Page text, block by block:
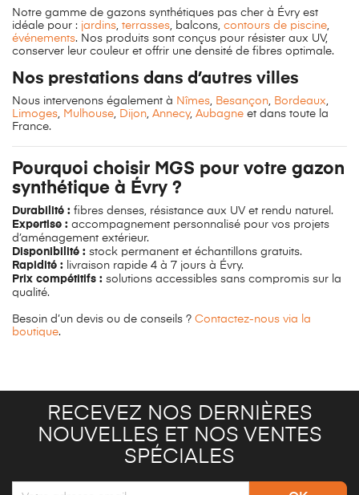
Notre gamme de gazons synthétiques pas cher à Évry est
idéale pour : jardins terrasses , balcons, contours de piscine
événements. Nos produits sont conçus pour résister aux UV,
conserver leur couleur et offrir une densité de fibres optimale.
Nos prestations dans d’autres villes
Nous intervenons également à Nîmes Besançon Bordeaux
Limoges
Mulhouse Dijon Annecy, Aubagne et dans toute la
France.
Pourquoi choisir MGS pour votre gazon
synthétique à Évry ?
Durabilité : fibres denses, résistance aux UV et rendu naturel.
Expertise : accompagnement personnalisé pour vos projets
d’aménagement extérieur.
Disponibilité : stock permanent et échantillons gratuits.
Rapidité : livraison rapide 4 à 7 jours à Évry.
Prix compétitifs : solutions accessibles sans compromis sur la
qualité.
Besoin d’un devis ou de conseils ? Contactez-nous via la
boutique.
RECEVEZ NOS DERNIÈRES
NOUVELLES ET NOS VENTES
SPÉCIALES